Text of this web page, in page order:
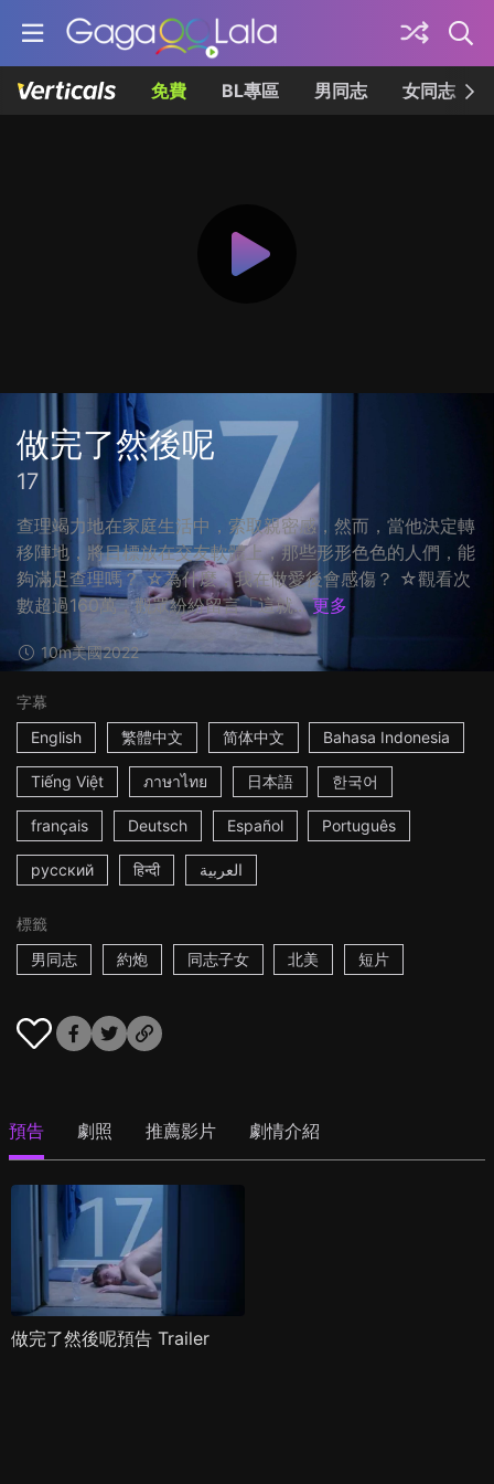
免費 BL專區 男同志 女同志
做完了然後呢
17
查理竭力地在家庭生活中，索取親密感，然而，當他決定轉
移陣地，將目標放在交友軟體上，那些形形色色的人們，能
夠滿足查理嗎？ ☆為什麼，我在做愛後會感傷？ ☆觀看次
數超過160萬，觀眾紛紛留言「這就... 更多
10m美國2022
字幕
English
繁體中文 简体中文 Bahasa Indonesia
Tiếng Việt ภาษาไทย 日本語 한국어
français Deutsch Español Português
русский हिन्दी العربية
標籤
男同志
約炮 同志子女 北美 短片
預告 劇照 推薦影片 劇情介紹
做完了然後呢預告 Trailer